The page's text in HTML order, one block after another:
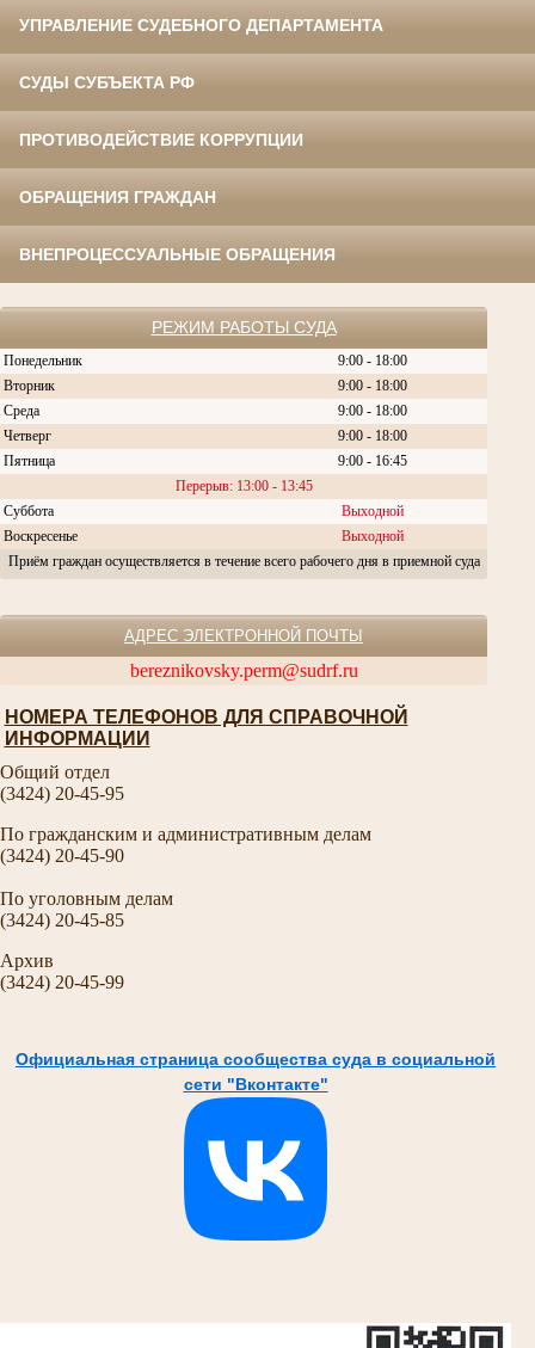
УПРАВЛЕНИЕ СУДЕБНОГО ДЕПАРТАМЕНТА
СУДЫ СУБЪЕКТА РФ
ПРОТИВОДЕЙСТВИЕ КОРРУПЦИИ
ОБРАЩЕНИЯ ГРАЖДАН
ВНЕПРОЦЕССУАЛЬНЫЕ ОБРАЩЕНИЯ
РЕЖИМ РАБОТЫ СУДА
Понедельник
9:00 - 18:00
Вторник
9:00 - 18:00
Среда
9:00 - 18:00
Четверг
9:00 - 18:00
Пятница
9:00 - 16:45
Перерыв: 13:00 - 13:45
Суббота
Выходной
Воскресенье
Выходной
Приём граждан осуществляется в течение всего рабочего дня в приемной суда
АДРЕС ЭЛЕКТРОННОЙ ПОЧТЫ
bereznikovsky.perm@sudrf.ru
НОМЕРА ТЕЛЕФОНОВ ДЛЯ СПРАВОЧНОЙ
ИНФОРМАЦИИ
Общий отдел
(3424) 20-45-95
По гражданским и административным делам
(3424) 20-45-90
По уголовным делам
(3424) 20-45-85
Архив
(3424) 20-45-99
Официальная страница сообщества суда в социальной
сети "Вконтакте"